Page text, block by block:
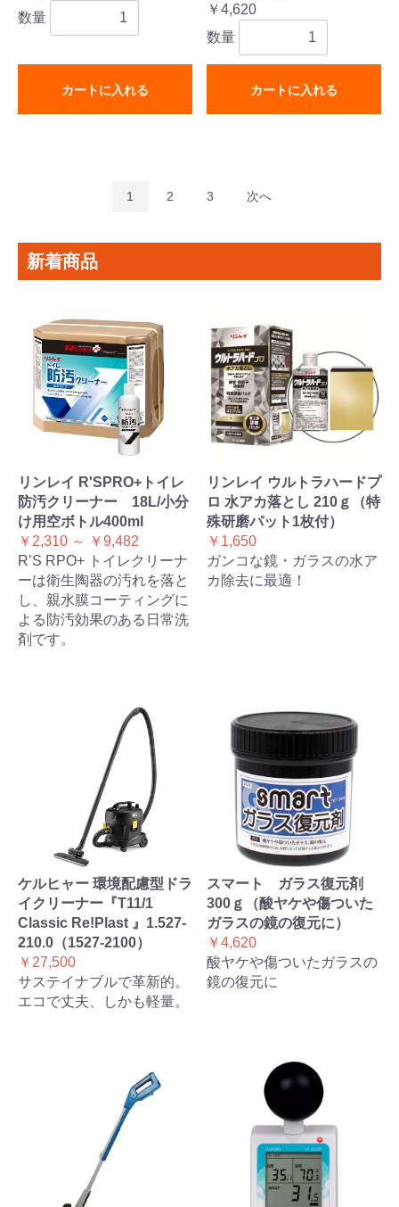
数量
カートに入れる
￥4,620
数量
カートに入れる
1 2 3 次へ
新着商品
リンレイ R'SPRO+トイレ
防汚クリーナー 18L/小分
け用空ボトル400ml
￥2,310 ～ ￥9,482
R’S RPO+ トイレクリーナ
ーは衛生陶器の汚れを落と
し、親水膜コーティングに
よる防汚効果のある日常洗
剤です。
リンレイ ウルトラハードプ
ロ 水アカ落とし 210ｇ（特
殊研磨パット1枚付）
￥1,650
ガンコな鏡・ガラスの水ア
カ除去に最適！
ケルヒャー 環境配慮型ドラ
イクリーナー『T11/1
Classic Re!Plast 』1.527-
210.0（1527-2100）
￥27,500
サステイナブルで革新的。
エコで丈夫、しかも軽量。
スマート ガラス復元剤
300ｇ（酸ヤケや傷ついた
ガラスの鏡の復元に）
￥4,620
酸ヤケや傷ついたガラスの
鏡の復元に